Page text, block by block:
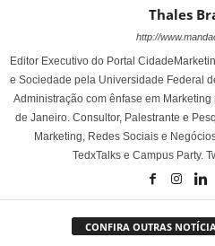
Thales
http://
Editor Executivo do Portal
e Sociedade pela Universidade Federal
Administração com ênfase em
de Janeiro. Consultor, Palestrante e
Marketing, Redes Sociais e
TedxTalks e Campus Party.
CONFIRA OUTRAS